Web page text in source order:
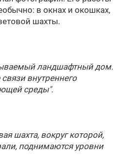
в окнах и окошках,
шахты.
ландшафтный дом.
внутреннего
среды".
шахта, вокруг которой,
поднимаются уровни